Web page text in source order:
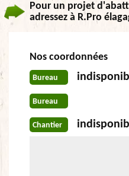
Pour un projet
adressez à R.Pro
Nos coordonnées
Bureau
Bureau
Chantier